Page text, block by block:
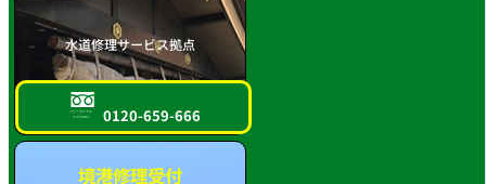
水道修理サービス拠点
フリーダイヤル
スマホOK!! 0120-659-666
境港修理受付